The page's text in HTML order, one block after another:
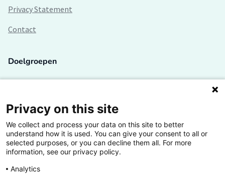
Privacy Statement
Contact
Doelgroepen
Lectoren en onderzoekers
Bedrijven
Hogescholen
Privacy on this site
We collect and process your data on this site to better
understand how it is used. You can give your consent to all or
selected purposes, or you can decline them all. For more
information, see our privacy policy.
Analytics